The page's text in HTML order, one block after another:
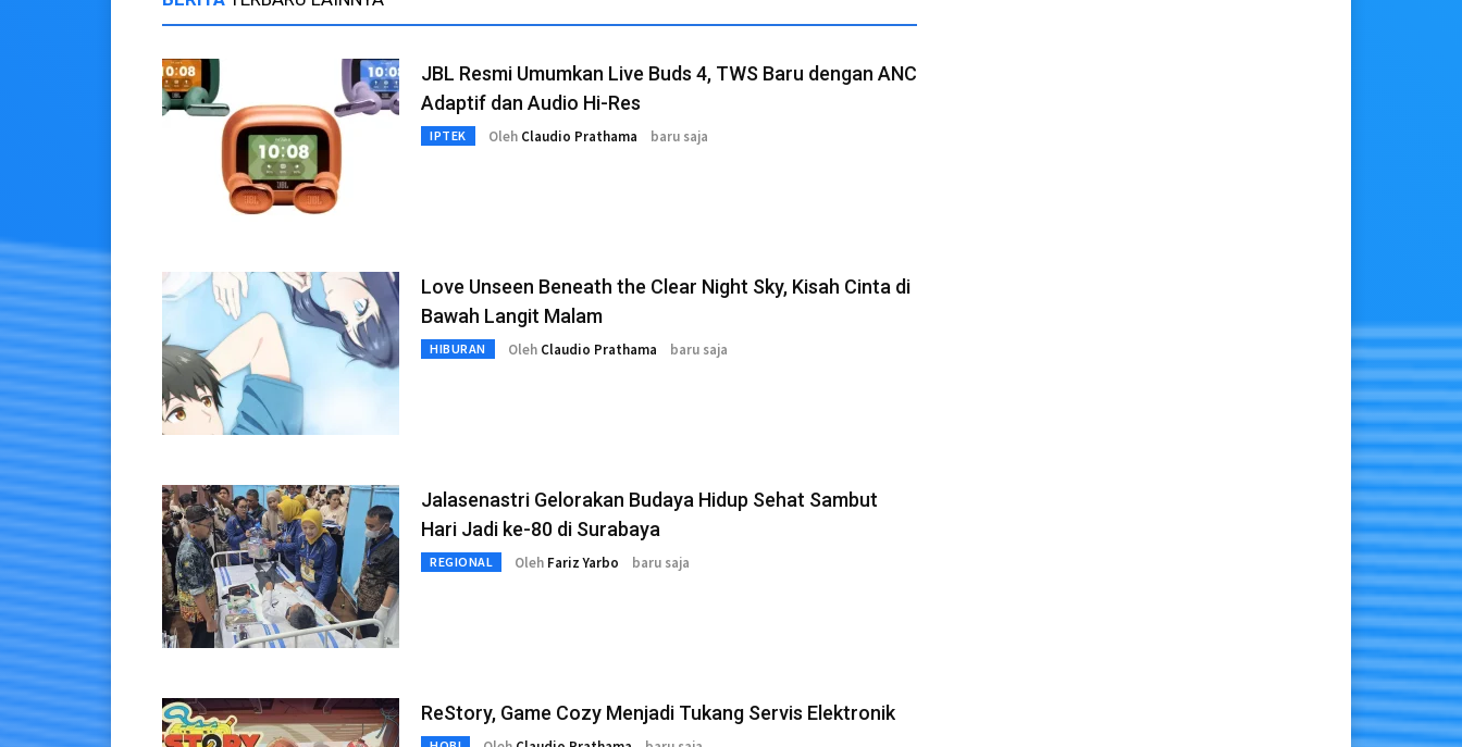
JBL Resmi Umumkan Live Buds 4, TWS Baru dengan ANC
Adaptif dan Audio Hi-Res
IPTEK Oleh Claudio Prathama baru saja
Love Unseen Beneath the Clear Night Sky, Kisah Cinta di
Bawah Langit Malam
HIBURAN Oleh Claudio Prathama baru saja
Jalasenastri Gelorakan Budaya Hidup Sehat Sambut
Hari Jadi ke-80 di Surabaya
REGIONAL Oleh Fariz Yarbo baru saja
ReStory, Game Cozy Menjadi Tukang Servis Elektronik